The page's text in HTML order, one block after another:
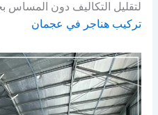
لتقليل التكاليف دون المساس
تركيب هناجر في عجمان